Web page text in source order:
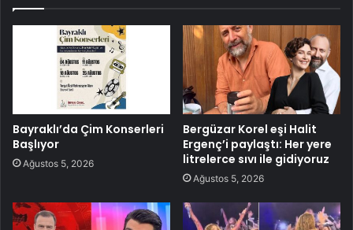
Bayraklı’da Çim Konserleri
Başlıyor
Ağustos 5, 2026
Bergüzar Korel eşi Halit
Ergenç’i paylaştı: Her yere
litrelerce sıvı ile gidiyoruz
Ağustos 5, 2026